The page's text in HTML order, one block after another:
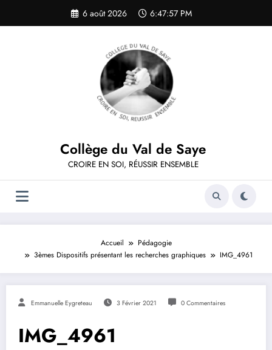
contenu
6 août 2026 6:47:57 PM
Collège du Val de Saye
CROIRE EN SOI, RÉUSSIR ENSEMBLE
Accueil
Pédagogie
3èmes Dispositifs présentant les recherches graphiques
IMG_4961
Emmanuelle Eygreteau 3 Février 2021 0 Commentaires
IMG_4961